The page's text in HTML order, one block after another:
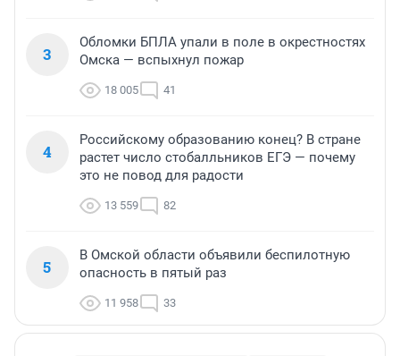
3
Обломки БПЛА упали в поле в окрестностях
Омска — вспыхнул пожар
18 005 41
4
Российскому образованию конец? В стране
растет число стобалльников ЕГЭ — почему
это не повод для радости
13 559 82
5
В Омской области объявили беспилотную
опасность в пятый раз
11 958 33